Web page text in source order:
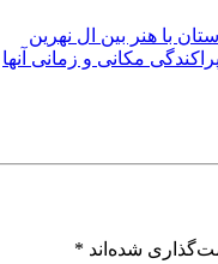
با هنر بین ال نهرین
مکانی و زمانی آنها
شده‌اند *